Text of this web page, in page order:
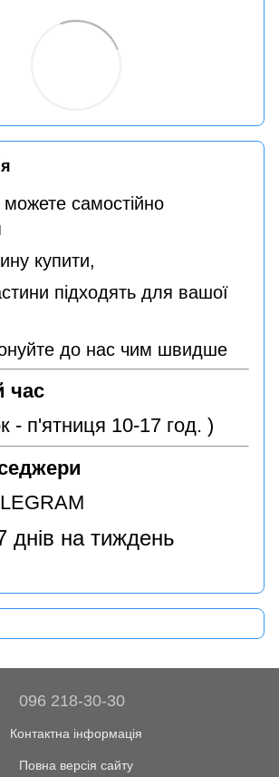
самостійно
купити,
підходять для вашої
до нас чим швидше
час
- п'ятниця 10-17 год. )
на тиждень
096 218-30-30
Контактна інформація
Повна версія сайту